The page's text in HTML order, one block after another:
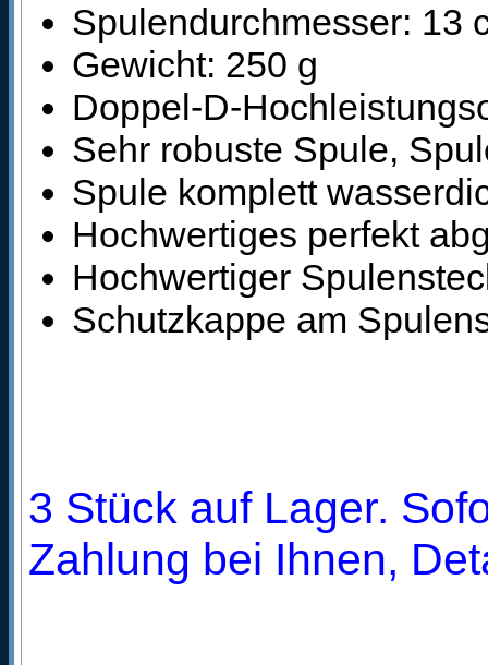
Spulendurchmesser: 13
Gewicht: 250 g
Doppel-D-
Sehr robuste Spule,
Spule komplett
Hochwertiges perfekt
Hochwertiger
Schutzkappe am
3 Stück auf Lager.
Zahlung bei Ihnen,